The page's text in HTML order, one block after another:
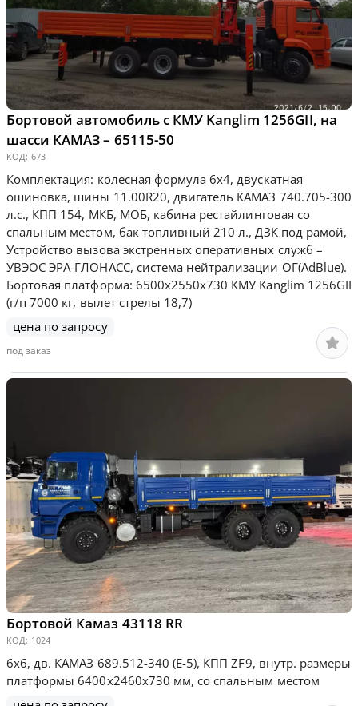
Бортовой автомобиль с КМУ Kanglim 1256GII, на
шасси КАМАЗ – 65115-50
КОД: 673
Комплектация: колесная формула 6х4, двускатная
ошиновка, шины 11.00R20, двигатель КАМАЗ 740.705-300
л.с., КПП 154, МКБ, МОБ, кабина рестайлинговая со
спальным местом, бак топливный 210 л., ДЗК под рамой,
Устройство вызова экстренных оперативных служб –
УВЭОС ЭРА-ГЛОНАСС, система нейтрализации ОГ(AdBlue).
Бортовая платформа: 6500х2550х730 КМУ Kanglim 1256GII
(г/п 7000 кг, вылет стрелы 18,7)
цена по запросу
под заказ
Бортовой Камаз 43118 RR
КОД: 1024
6х6, дв. КАМАЗ 689.512-340 (Е-5), КПП ZF9, внутр. размеры
платформы 6400х2460х730 мм, со спальным местом